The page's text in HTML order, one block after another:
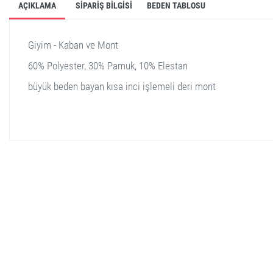
AÇIKLAMA SIPARIŞ BILGISI BEDEN TABLOSU
Giyim - Kaban ve Mont
60% Polyester, 30% Pamuk, 10% Elestan
büyük beden bayan kısa inci işlemeli deri mont